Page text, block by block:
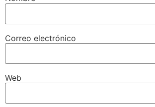
Correo electrónico
Web